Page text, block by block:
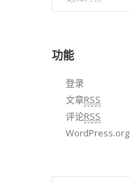
功能
登录
文章RSS
评论RSS
WordPress.org